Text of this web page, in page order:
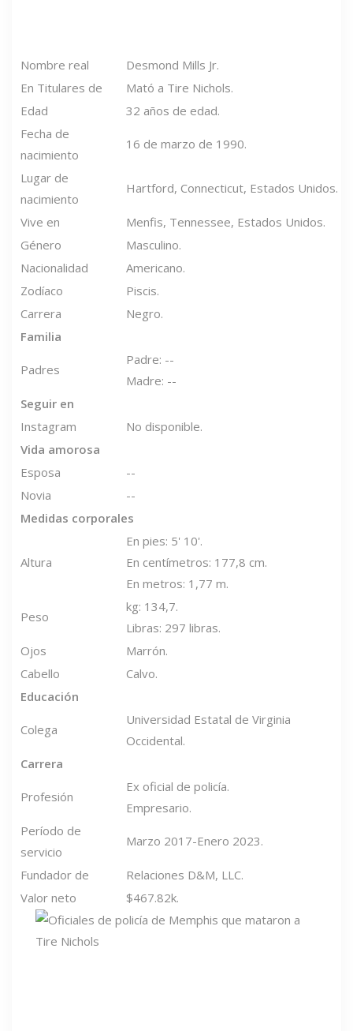
Nombre real
Desmond Mills Jr.
En Titulares de
Mató a Tire Nichols.
Edad
32 años de edad.
Fecha de
nacimiento
16 de marzo de 1990.
Lugar de
nacimiento
Hartford, Connecticut, Estados Unidos.
Vive en
Menfis, Tennessee, Estados Unidos.
Género
Masculino.
Nacionalidad
Americano.
Zodíaco
Piscis.
Carrera
Negro.
Familia
Padres
Padre: --
Madre: --
Seguir en
Instagram
No disponible.
Vida amorosa
Esposa
--
Novia
--
Medidas corporales
Altura
En pies: 5' 10'.
En centímetros: 177,8 cm.
En metros: 1,77 m.
Peso
kg: 134,7.
Libras: 297 libras.
Ojos
Marrón.
Cabello
Calvo.
Educación
Colega
Universidad Estatal de Virginia
Occidental.
Carrera
Profesión
Ex oficial de policía.
Empresario.
Período de
servicio
Marzo 2017-Enero 2023.
Fundador de
Relaciones D&M, LLC.
Valor neto
$467.82k.